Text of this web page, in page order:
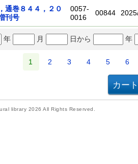
通巻８４４，２０
刊号
0057-
0016
00844
年 月 日から 年
1 2 3 4 5 6
library 2026 All Rights Reserved.